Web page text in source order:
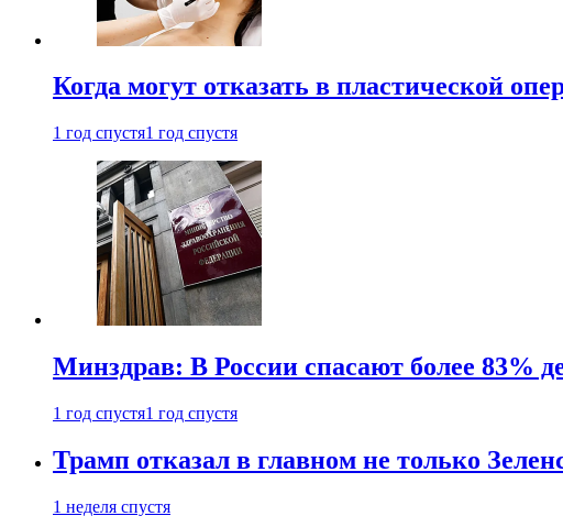
Когда могут отказать в пластической
1 год спустя1 год спустя
Минздрав: В России спасают более 83%
1 год спустя1 год спустя
Трамп отказал в главном не только
1 неделя спустя